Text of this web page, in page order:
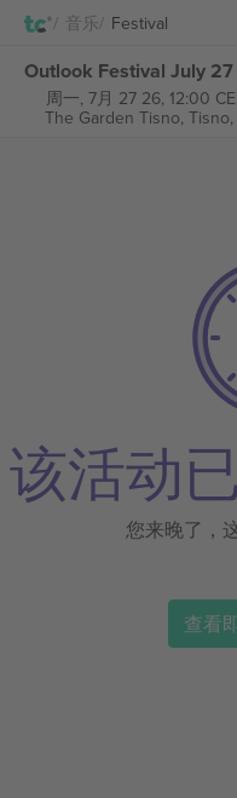
音乐 Festival
Outlook Festival July
周一, 7月 27 26, 12:00
The Garden Tisno,
该活动
您来晚了，
查看